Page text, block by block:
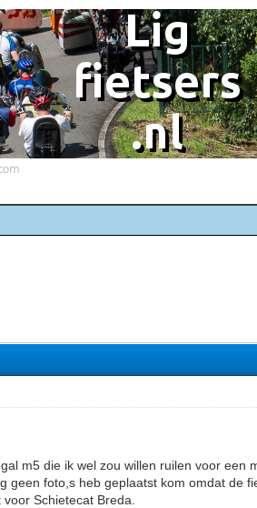
m5 die ik wel zou willen ruilen voor een
geen foto,s heb geplaatst kom omdat de
Schietecat Breda.